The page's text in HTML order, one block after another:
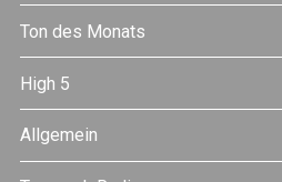
Ton des Monats
High 5
Allgemein